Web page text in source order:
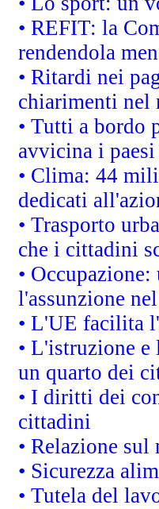
• REFIT: la
rendendola
• Ritardi nei
chiarimenti nel
• Tutti a bordo
avvicina i
• Clima: 44
dedicati
• Trasporto
che i cittadini
•
l'assunzione
• L'UE facilita
• L'istruzione e
un quarto dei
• I diritti dei
cittadini
• Relazione
• Sicurezza
• Tutela del